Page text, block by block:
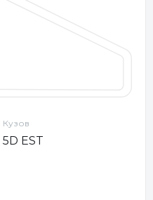
Кузов
5D EST